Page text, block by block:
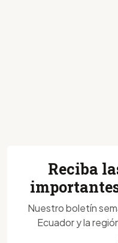
Reciba
Nuestro boletín
Ecuador y la